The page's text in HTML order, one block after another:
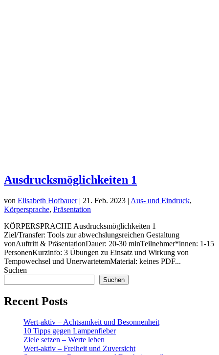
Ausdrucksmöglichkeiten 1
von Elisabeth Hofbauer| 21. Feb. 2023 | Aus- und Eindruck,
Körpersprache, Präsentation
KÖRPERSPRACHE Ausdrucksmöglichkeiten 1
Ziel/Transfer: Tools zur abwechslungsreichen Gestaltung
vonAuftritt & PräsentationDauer: 20-30 minTeilnehmer*innen: 1-15
PersonenKurzinfo: 3 Übungen zu Einsatz und Wirkung von
Tempowechsel und UnerwartetemMaterial: keines PDF...
Suchen
Suchen
Recent Posts
Wert-aktiv – Achtsamkeit und Besonnenheit
10 Tipps gegen Lampenfieber
Ziele setzen – Werte leben
Wert-aktiv – Freiheit und Zuversicht